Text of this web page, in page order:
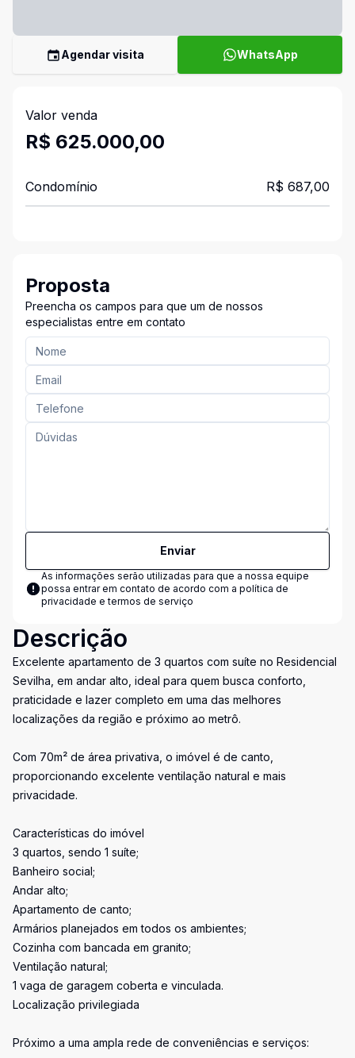
Agendar visita WhatsApp
Valor venda
R$ 625.000,00
Condomínio R$ 687,00
Proposta
Preencha os campos para que um de nossos
especialistas entre em contato
Enviar
As informações serão utilizadas para que a nossa equipe
possa entrar em contato de acordo com a política de
privacidade e termos de serviço
Descrição
Excelente apartamento de 3 quartos com suíte no Residencial
Sevilha, em andar alto, ideal para quem busca conforto,
praticidade e lazer completo em uma das melhores
localizações da região e próximo ao metrô.
Com 70m² de área privativa, o imóvel é de canto,
proporcionando excelente ventilação natural e mais
privacidade.
Características do imóvel
3 quartos, sendo 1 suíte;
Banheiro social;
Andar alto;
Apartamento de canto;
Armários planejados em todos os ambientes;
Cozinha com bancada em granito;
Ventilação natural;
1 vaga de garagem coberta e vinculada.
Localização privilegiada
Próximo a uma ampla rede de conveniências e serviços: